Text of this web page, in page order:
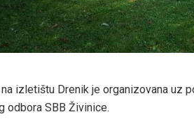
izletištu Drenik je organizovana uz
odbora SBB Živinice.